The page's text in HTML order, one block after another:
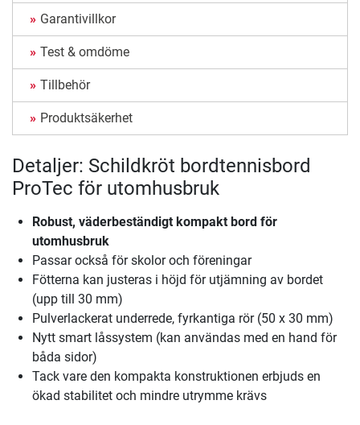
Garantivillkor
Test & omdöme
Tillbehör
Produktsäkerhet
Detaljer: Schildkröt bordtennisbord
ProTec för utomhusbruk
Robust, väderbeständigt kompakt bord för
utomhusbruk
Passar också för skolor och föreningar
Fötterna kan justeras i höjd för utjämning av bordet
(upp till 30 mm)
Pulverlackerat underrede, fyrkantiga rör (50 x 30 mm)
Nytt smart låssystem (kan användas med en hand för
båda sidor)
Tack vare den kompakta konstruktionen erbjuds en
ökad stabilitet och mindre utrymme krävs